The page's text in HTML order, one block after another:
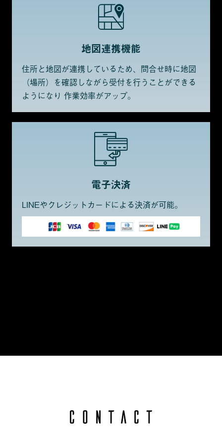
地図連携機能
住所と地図が連携しているため、問合せ時に地図
（場所）を確認しながら受付を行うことができる
ようになり 作業効率がアップ。
電子決済
LINEやクレジットカードによる決済が可能。